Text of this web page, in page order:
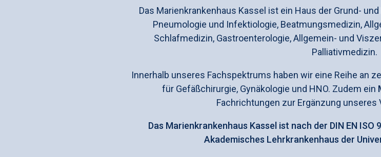
Das Marienkrankenhaus Kassel ist ein Haus der Grund-
Pneumologie und Infektiologie, Beatmungsmedizin,
Schlafmedizin, Gastroenterologie, Allgemein- und
Palliativmedizin.
Innerhalb unseres Fachspektrums haben wir eine Reihe an
für Gefäßchirurgie, Gynäkologie und HNO. Zudem ein
Fachrichtungen zur Ergänzung
Das Marienkrankenhaus Kassel ist nach der DIN EN
Akademisches Lehrkrankenhaus der